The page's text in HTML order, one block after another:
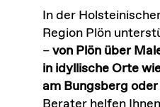
Service
Treppenliftberatung
Über Uns & Kontakt
In der
Region Plön
–von Plön über
in idyllische Orte
am Bungsberg